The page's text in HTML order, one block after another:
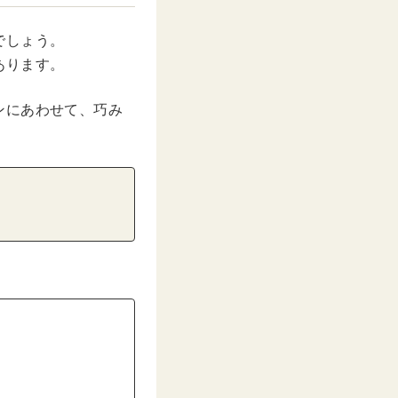
ょう。
ます。
あわせて、巧み